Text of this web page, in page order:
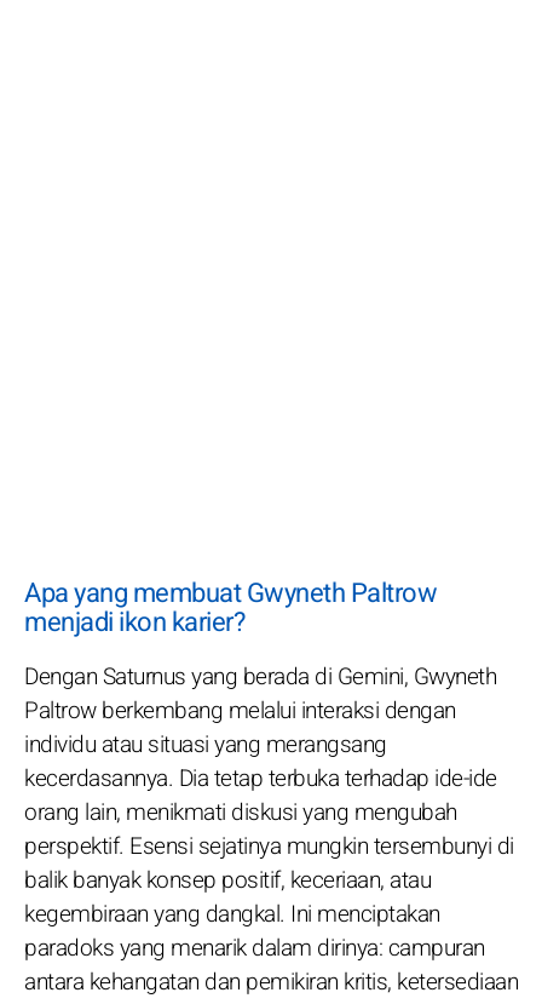
Apa yang membuat Gwyneth Paltrow
menjadi ikon karier?
Dengan Saturnus yang berada di Gemini, Gwyneth
Paltrow berkembang melalui interaksi dengan
individu atau situasi yang merangsang
kecerdasannya. Dia tetap terbuka terhadap ide-ide
orang lain, menikmati diskusi yang mengubah
perspektif. Esensi sejatinya mungkin tersembunyi di
balik banyak konsep positif, keceriaan, atau
kegembiraan yang dangkal. Ini menciptakan
paradoks yang menarik dalam dirinya: campuran
antara kehangatan dan pemikiran kritis, ketersediaan